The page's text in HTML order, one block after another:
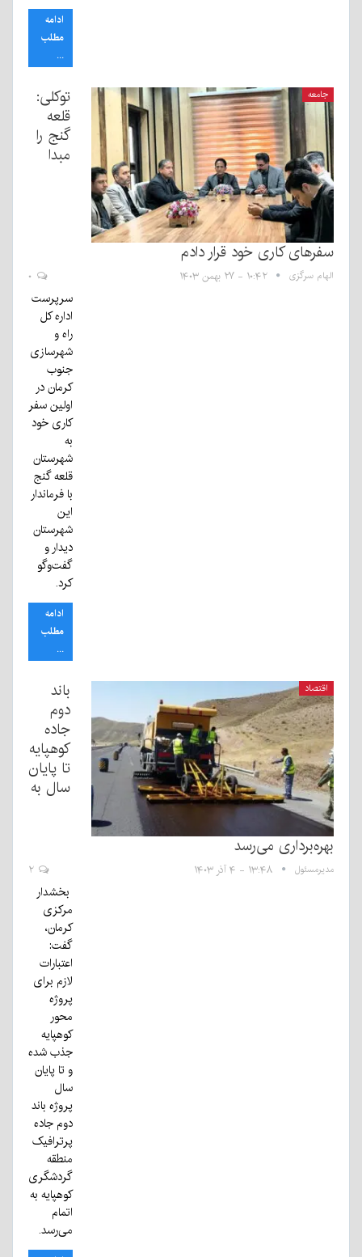
ادامه
مطلب
...
جامعه
توکلی:
قلعه
گنج را
مبدا
سفرهای کاری خود قرار دادم
الهام سرگزی ۱۰:۴۲ - ۲۷ بهمن ۱۴۰۳
سرپرست
اداره کل
راه و
شهرسازی
جنوب
کرمان در
اولین سفر
کاری خود
به
شهرستان
قلعه گنج
با فرماندار
این
شهرستان
دیدار و
گفت‌وگو
کرد.
ادامه
مطلب
...
اقتصاد
باند
دوم
جاده
کوهپایه
تا پایان
سال به
بهره‌برداری می‌رسد
مدیرمسئول ۱۳:۴۸ - ۴ آذر ۱۴۰۳ ۲
بخشدار
مرکزی
کرمان،
گفت:
اعتبارات
لازم برای
پروژه
محور
کوهپایه
جذب شده
و تا پایان
سال
پروژه باند
دوم جاده
پرترافیک
منطقه
گردشگری
کوهپایه به
اتمام
می‌رسد.